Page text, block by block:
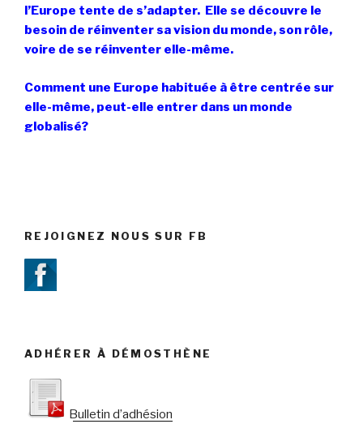
l’Europe tente de s’adapter. Elle se découvre le
besoin de réinventer sa vision du monde, son rôle,
voire de se réinventer elle-même.
Comment une Europe habituée à être centrée sur
elle-même, peut-elle entrer dans un monde
globalisé?
REJOIGNEZ NOUS SUR FB
ADHÉRER À DÉMOSTHÈNE
Bulletin d’adhésion